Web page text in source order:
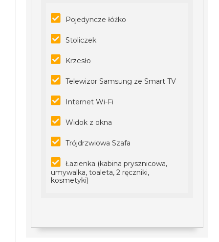
Pojedyncze łóżko
Stoliczek
Krzesło
Telewizor Samsung ze Smart TV
Internet Wi-Fi
Widok z okna
Trójdrzwiowa Szafa
Łazienka (kabina prysznicowa,
umywalka, toaleta, 2 ręczniki,
kosmetyki)